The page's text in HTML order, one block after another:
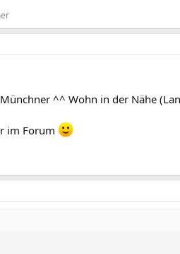
^^ Wohn in der Nähe
im Forum